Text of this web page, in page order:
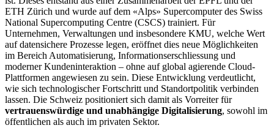
ETH Zürich und wurde auf dem «Alps» Supercomputer des Swiss
National Supercomputing Centre (CSCS) trainiert. Für
Unternehmen, Verwaltungen und insbesondere KMU, welche Wert
auf datensichere Prozesse legen, eröffnet dies neue Möglichkeiten
im Bereich Automatisierung, Informationserschliessung und
moderner Kundeninteraktion – ohne auf global agierende Cloud-
Plattformen angewiesen zu sein. Diese Entwicklung verdeutlicht,
wie sich technologischer Fortschritt und Standortpolitik verbinden
lassen. Die Schweiz positioniert sich damit als Vorreiter für
vertrauenswürdige und unabhängige Digitalisierung, sowohl im
öffentlichen als auch im privaten Sektor.